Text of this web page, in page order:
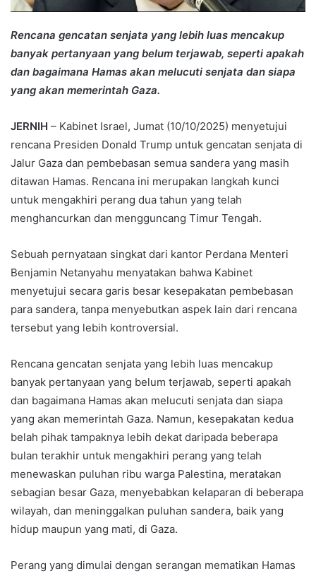
Rencana gencatan senjata yang lebih luas mencakup
banyak pertanyaan yang belum terjawab, seperti apakah
dan bagaimana Hamas akan melucuti senjata dan siapa
yang akan memerintah Gaza.
JERNIH – Kabinet Israel, Jumat (10/10/2025) menyetujui
rencana Presiden Donald Trump untuk gencatan senjata di
Jalur Gaza dan pembebasan semua sandera yang masih
ditawan Hamas. Rencana ini merupakan langkah kunci
untuk mengakhiri perang dua tahun yang telah
menghancurkan dan mengguncang Timur Tengah.
Sebuah pernyataan singkat dari kantor Perdana Menteri
Benjamin Netanyahu menyatakan bahwa Kabinet
menyetujui secara garis besar kesepakatan pembebasan
para sandera, tanpa menyebutkan aspek lain dari rencana
tersebut yang lebih kontroversial.
Rencana gencatan senjata yang lebih luas mencakup
banyak pertanyaan yang belum terjawab, seperti apakah
dan bagaimana Hamas akan melucuti senjata dan siapa
yang akan memerintah Gaza. Namun, kesepakatan kedua
belah pihak tampaknya lebih dekat daripada beberapa
bulan terakhir untuk mengakhiri perang yang telah
menewaskan puluhan ribu warga Palestina, meratakan
sebagian besar Gaza, menyebabkan kelaparan di beberapa
wilayah, dan meninggalkan puluhan sandera, baik yang
hidup maupun yang mati, di Gaza.
Perang yang dimulai dengan serangan mematikan Hamas